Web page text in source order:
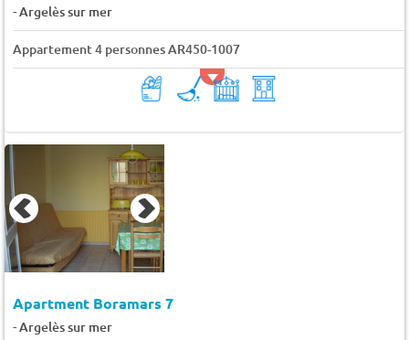
-Argelès sur mer
Appartement 4 personnes AR450-1007
Apartment Boramars 7
-Argelès sur mer